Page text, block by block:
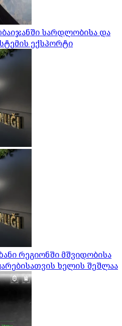
სარდლობისა და
ექსპორტი
რეგიონში მშვიდობისა
ხელის შეშლაა